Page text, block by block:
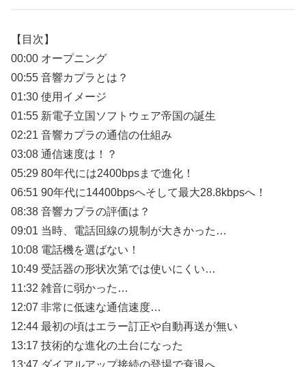
【目次】
00:00 オープニング
00:55 音響カプラとは？
01:30 使用イメージ
01:55 新電子立国ソフトウェア帝国の誕生
02:21 音響カプラの通信の仕組み
03:08 通信速度は！？
05:29 80年代には2400bpsまで進化！
06:51 90年代に14400bpsへそして最大28.8kbpsへ！
08:38 音響カプラの評価は？
09:01 当時、電話回線の規制が大きかった…
10:08 電話機を選ばない！
10:49 受話器の形状次第では使いにくい…
11:32 雑音に弱かった…
12:07 非常に低速な通信速度…
12:44 最初の頃はエラー訂正や自動再送が無い
13:17 技術的な進化の土台になった
13:47 ダイアルアップ接続の登場で衰退へ…